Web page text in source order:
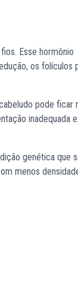
Esse hormônio
os folículos
pode ficar
inadequada
genética que
menos